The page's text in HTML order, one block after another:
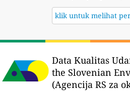
klik untuk melihat
Data Kualitas
the Slovenian
(Agencija RS za